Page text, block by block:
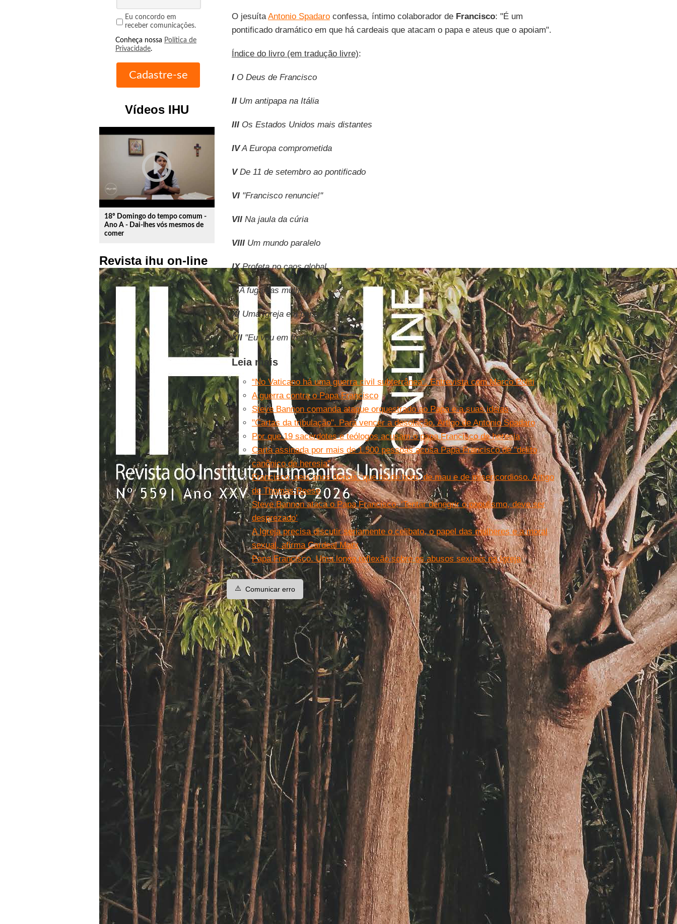
Eu concordo em
receber comunicações.
Conheça nossa Política de
Privacidade.
Vídeos IHU
play_circle_outline
18º Domingo do tempo comum -
Ano A - Dai-lhes vós mesmos de
comer
Revista ihu on-line
O jesuítaAntonio Spadaroconfessa, íntimo colaborador de Francisco: "É um
pontificado dramático em que há cardeais que atacam o papa e ateus que o apoiam".
Índice do livro (em tradução livre):
IO Deus de Francisco
IIUm antipapa na Itália
IIIOs Estados Unidos mais distantes
IVA Europa comprometida
VDe 11 de setembro ao pontificado
VI"Francisco renuncie!"
VIINa jaula da cúria
VIIIUm mundo paralelo
IXProfeta no caos global
XA fuga das mulheres
XIUma Igreja em perigo
XII"Eu vou em frente"
Leia mais
“No Vaticano há uma guerra civil subterrânea”. Entrevista com Marco Politi
A guerra contra o Papa Francisco
Steve Bannon comanda ataque orquestrado ao Papa e a suas ideias
"Cartas da tribulação". Para vencer a desolação. Artigo de Antonio Spadaro
Por que 19 sacerdotes e teólogos acusam o papa Francisco de heresia
Carta assinada por mais de 1.500 pessoas acusa Papa Francisco de ''delito
canônico de heresia''
Francisco, seis anos depois: que há de bom, de mau e de misericordioso. Artigo
de Thomas Reese
Steve Bannon ataca o Papa Francisco, ‘Tentar denegrir o populismo, deve ser
desprezado’
A Igreja precisa discutir seriamente o celibato, o papel das mulheres e a moral
sexual, afirma Cardeal Marx
Papa Francisco. Uma longa reflexão sobre os abusos sexuais na Igreja
⚠️ Comunicar erro